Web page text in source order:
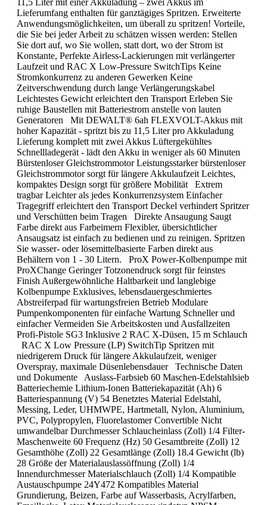
11,5 Liter mit einer Akkuladung – zwei Akkus im
Lieferumfang enthalten für ganztägiges Spritzen. Erweiterte
Anwendungsmöglichkeiten, um überall zu spritzen! Vorteile,
die Sie bei jeder Arbeit zu schätzen wissen werden: Stellen
Sie dort auf, wo Sie wollen, statt dort, wo der Strom ist
Konstante, Perfekte Airless-Lackierungen mit verlängerter
Laufzeit und RAC X Low-Pressure SwitchTips Keine
Stromkonkurrenz zu anderen Gewerken Keine
Zeitverschwendung durch lange Verlängerungskabel
Leichtestes Gewicht erleichtert den Transport Erleben Sie
ruhige Baustellen mit Batteriestrom anstelle von lauten
Generatoren Mit DEWALT® 6ah FLEXVOLT-Akkus mit
hoher Kapazität - spritzt bis zu 11,5 Liter pro Akkuladung
Lieferung komplett mit zwei Akkus Lüftergekühltes
Schnellladegerät - lädt den Akku in weniger als 60 Minuten
Bürstenloser Gleichstrommotor Leistungsstarker bürstenloser
Gleichstrommotor sorgt für längere Akkulaufzeit Leichtes,
kompaktes Design sorgt für größere Mobilität Extrem
tragbar Leichter als jedes Konkurrenzsystem Einfacher
Tragegriff erleichtert den Transport Deckel verhindert Spritzer
und Verschütten beim Tragen Direkte Ansaugung Saugt
Farbe direkt aus Farbeimern Flexibler, übersichtlicher
Ansaugsatz ist einfach zu bedienen und zu reinigen. Spritzen
Sie wasser- oder lösemittelbasierte Farben direkt aus
Behältern von 1 - 30 Litern. ProX Power-Kolbenpumpe mit
ProXChange Geringer Totzonendruck sorgt für feinstes
Finish Außergewöhnliche Haltbarkeit und langlebige
Kolbenpumpe Exklusives, lebensdauergeschmiertes
Abstreiferpad für wartungsfreien Betrieb Modulare
Pumpenkomponenten für einfache Wartung Schneller und
einfacher Vermeiden Sie Arbeitskosten und Ausfallzeiten
Profi-Pistole SG3 Inklusive 2 RAC X-Düsen, 15 m Schlauch
RAC X Low Pressure (LP) SwitchTip Spritzen mit
niedrigerem Druck für längere Akkulaufzeit, weniger
Overspray, maximale Düsenlebensdauer Technische Daten
und Dokumente Auslass-Farbsieb 60 Maschen-Edelstahlsieb
Batteriechemie Lithium-Ionen Batteriekapazität (Ah) 6
Batteriespannung (V) 54 Benetztes Material Edelstahl,
Messing, Leder, UHMWPE, Hartmetall, Nylon, Aluminium,
PVC, Polypropylen, Fluorelastomer Convertible Nicht
umwandelbar Durchmesser Schlaucheinlass (Zoll) 1/4 Filter-
Maschenweite 60 Frequenz (Hz) 50 Gesamtbreite (Zoll) 12
Gesamthöhe (Zoll) 22 Gesamtlänge (Zoll) 18.4 Gewicht (lb)
28 Größe der Materialauslassöffnung (Zoll) 1/4
Innendurchmesser Materialschlauch (Zoll) 1/4 Kompatible
Austauschpumpe 24Y472 Kompatibles Material
Grundierung, Beizen, Farbe auf Wasserbasis, Acrylfarben,